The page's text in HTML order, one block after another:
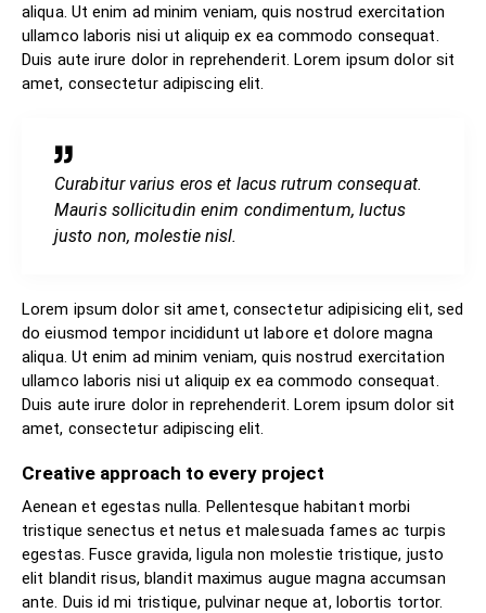
aliqua. Ut enim ad minim veniam, quis nostrud exercitation
ullamco laboris nisi ut aliquip ex ea commodo consequat.
Duis aute irure dolor in reprehenderit. Lorem ipsum dolor sit
amet, consectetur adipiscing elit.
Curabitur varius eros et lacus rutrum consequat.
Mauris sollicitudin enim condimentum, luctus
justo non, molestie nisl.
Lorem ipsum dolor sit amet, consectetur adipisicing elit, sed
do eiusmod tempor incididunt ut labore et dolore magna
aliqua. Ut enim ad minim veniam, quis nostrud exercitation
ullamco laboris nisi ut aliquip ex ea commodo consequat.
Duis aute irure dolor in reprehenderit. Lorem ipsum dolor sit
amet, consectetur adipiscing elit.
Creative approach to every project
Aenean et egestas nulla. Pellentesque habitant morbi
tristique senectus et netus et malesuada fames ac turpis
egestas. Fusce gravida, ligula non molestie tristique, justo
elit blandit risus, blandit maximus augue magna accumsan
ante. Duis id mi tristique, pulvinar neque at, lobortis tortor.